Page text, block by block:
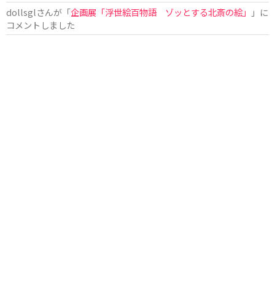
dollsglさんが「企画展「浮世絵百物語 ゾッとする北斎の絵」
」に
コメントしました